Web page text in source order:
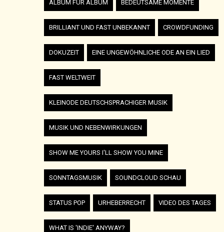
ALBUM FÜR ALBUM BEDEUTSAME MOMENTE
BRILLIANT UND FAST UNBEKANNT CROWDFUNDING
DOKUZEIT EINE UNGEWÖHNLICHE ODE AN EIN LIED
FAST WELTWEIT
KLEINODE DEUTSCHSPRACHIGER MUSIK
MUSIK UND NEBENWIRKUNGEN
SHOW ME YOURS I'LL SHOW YOU MINE
SONNTAGSMUSIK SOUNDCLOUD SCHAU
STATUS POP URHEBERRECHT VIDEO DES TAGES
WHAT IS 'INDIE' ANYWAY?